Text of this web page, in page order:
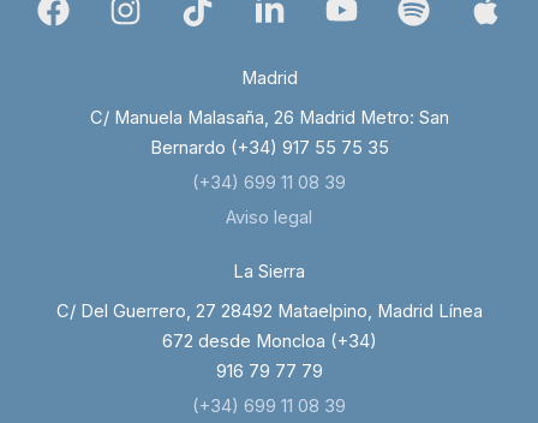
Madrid
C/ Manuela Malasaña, 26 Madrid Metro: San
Bernardo (+34) 917 55 75 35
(+34) 699 11 08 39
Aviso legal
La Sierra
C/ Del Guerrero, 27 28492 Mataelpino, Madrid Línea
672 desde Moncloa (+34)
916 79 77 79
(+34) 699 11 08 39